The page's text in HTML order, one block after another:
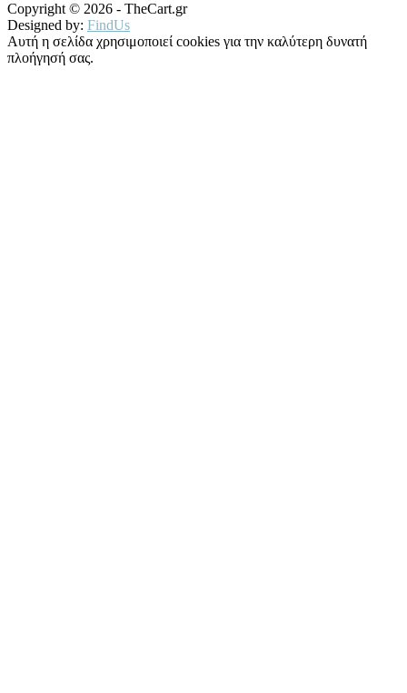
Copyright © 2026 - TheCart.gr
Designed by: FindUs
Αυτή η σελίδα χρησιμοποιεί cookies για την καλύτερη δυνατή
πλοήγησή σας.